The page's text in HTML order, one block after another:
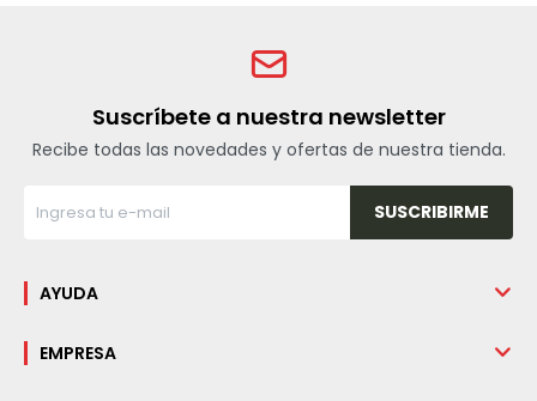
Suscríbete a nuestra newsletter
Recibe todas las novedades y ofertas de nuestra tienda.
SUSCRIBIRME
AYUDA
EMPRESA